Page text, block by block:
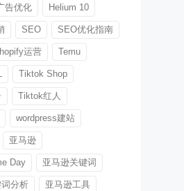
告优化 Helium 10
SEO SEO优化指南
运营 Temu
Tiktok Shop
Tiktok红人
wordpress建站
亚马逊
Day 亚马逊关键词
分析 亚马逊工具